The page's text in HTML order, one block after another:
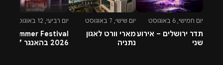
יום חמישי, 6 באוגוסט
תדר ירושלים – אירוע
שני
יום שישי, 7 באוגוסט
מארי וורט לאגון
נתניה
יום רביעי, 12 באוגוסט
Summer Festival